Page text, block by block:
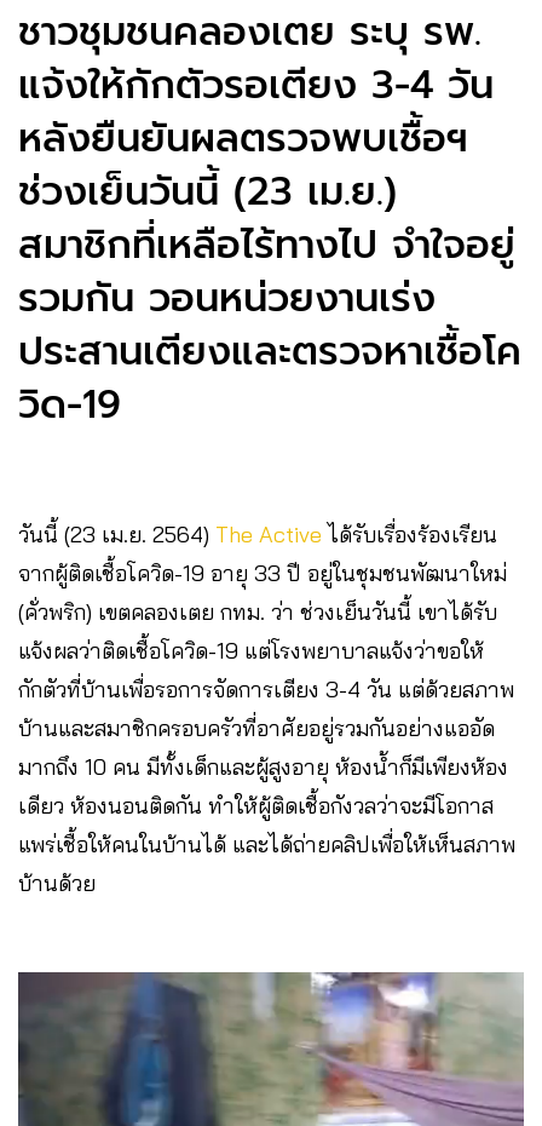
ชาวชุมชนคลองเตย ระบุ รพ.
แจ้งให้กักตัวรอเตียง 3-4 วัน
หลังยืนยันผลตรวจพบเชื้อฯ
ช่วงเย็นวันนี้ (23 เม.ย.)
สมาชิกที่เหลือไร้ทางไป จำใจอยู่
รวมกัน ​วอนหน่วยงานเร่ง
ประสานเตียงและตรวจหาเชื้อโค
วิด-19
วันนี้ (23 เม.ย. 2564) The Active ได้รับเรื่องร้องเรียน
จากผู้ติดเชื้อโควิด-19​ อายุ 33 ปี​ อยู่ในชุมชนพัฒนาใหม่​
(คั่วพริก)​ เขตคลองเตย กทม. ว่า ช่วงเย็นวันนี้ ​เขาได้รับ
แจ้งผลว่าติดเชื้อโควิด-19​ แต่โรงพยาบาลแจ้งว่าขอให้
กักตัวที่บ้านเพื่อรอการจัดการเตียง ​3-4 วัน​ แต่ด้วยสภาพ
บ้านและสมาชิกครอบครัวที่อาศัยอยู่รวมกันอย่างแออัด
มากถึง ​10 ​คน​ มีทั้งเด็กและผู้สูงอายุ​ ห้องน้ำก็มีเพียงห้อง
เดียว​ ห้องนอนติดกัน​ ทำให้ผู้ติดเชื้อกังวลว่าจะมีโอกาส
แพร่เชื้อให้คนในบ้านได้​ และได้ถ่ายคลิปเพื่อให้เห็นสภาพ
บ้านด้วย